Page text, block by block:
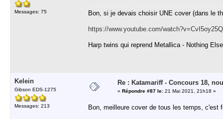
Messages: 75 Bon, si je devais choisir UNE cover (dans le
https://www.youtube.com/
Harp twins qui reprend Metallica - Nothing
Kelein
Gibson EDS-1275
Messages: 213
Re : Katamariff - Concours 18,
« Répondre #87 le: 21 Mai 2021, 21h18 »
Bon, meilleure cover de tous les temps, c'est